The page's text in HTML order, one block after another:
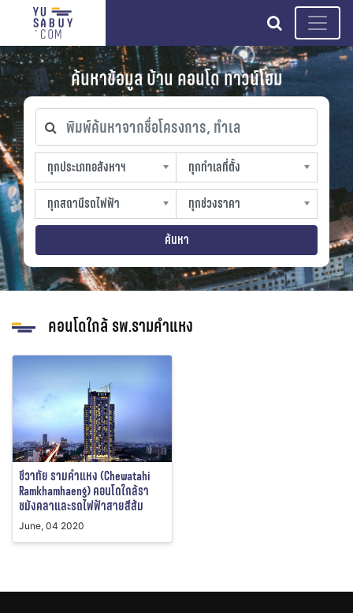
search
ค้นหาข้อมูล บ้าน คอนโด ทาวน์โฮม
พิมพ์ค้นหาจากชื่อโครงการ, ทำเล
ทุกประเภทอสังหาฯ
ทุกประเภทอสังหาฯ
sproperty
ทุกทำเลที่ตั้ง
ทุกทำเลที่ตั้ง
slocation
ทุกสถานีรถไฟฟ้า
ทุกสถานีรถไฟฟ้า
strain-station
ทุกช่วงราคา
ทุกช่วงราคา
sprice
ค้นหา
คอนโดใกล้ รพ.รามคำแหง
ชีวาทัย รามคำแหง (Chewatahi
Ramkhamhaeng) คอนโดใกล้รา
ชมังคลาและรถไฟฟ้าสายสีส้ม
June, 04 2020